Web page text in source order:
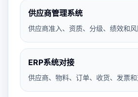
供应商管理系统
供应商准入、资质、分级、绩效和
ERP系统对接
供应商、物料、订单、收货、发票